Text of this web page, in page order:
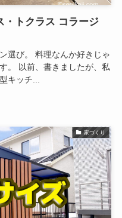
・トクラス コラージ
選び。 料理なんか好きじゃ
。 以前、書きましたが、私
キッチ...
家づくり